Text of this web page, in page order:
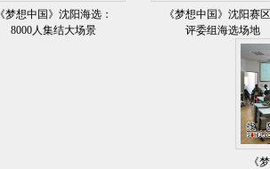
《梦想中国》沈阳海选：
8000人集结大场景
《梦想中国》沈阳赛
评委组海选场地
《